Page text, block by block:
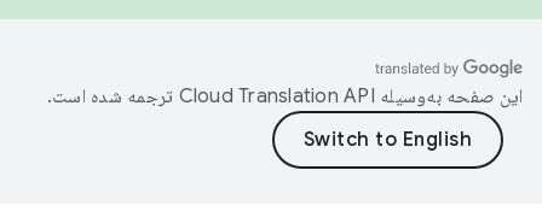
این صفحه به‌وسیله ترجمه شده است.